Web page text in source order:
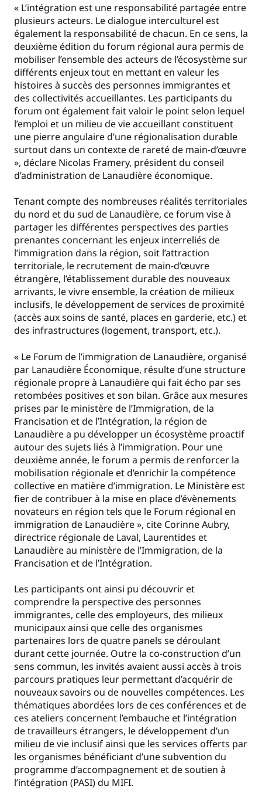
« L’intégration est une responsabilité partagée entre
plusieurs acteurs. Le dialogue interculturel est
également la responsabilité de chacun. En ce sens, la
deuxième édition du forum régional aura permis de
mobiliser l’ensemble des acteurs de l’écosystème sur
différents enjeux tout en mettant en valeur les
histoires à succès des personnes immigrantes et
des collectivités accueillantes. Les participants du
forum ont également fait valoir le point selon lequel
l’emploi et un milieu de vie accueillant constituent
une pierre angulaire d’une régionalisation durable
surtout dans un contexte de rareté de main-d’œuvre
», déclare Nicolas Framery, président du conseil
d’administration de Lanaudière économique.
Tenant compte des nombreuses réalités territoriales
du nord et du sud de Lanaudière, ce forum vise à
partager les différentes perspectives des parties
prenantes concernant les enjeux interreliés de
l’immigration dans la région, soit l’attraction
territoriale, le recrutement de main-d’œuvre
étrangère, l’établissement durable des nouveaux
arrivants, le vivre ensemble, la création de milieux
inclusifs, le développement de services de proximité
(accès aux soins de santé, places en garderie, etc.) et
des infrastructures (logement, transport, etc.).
« Le Forum de l’immigration de Lanaudière, organisé
par Lanaudière Économique, résulte d’une structure
régionale propre à Lanaudière qui fait écho par ses
retombées positives et son bilan. Grâce aux mesures
prises par le ministère de l’Immigration, de la
Francisation et de l’Intégration, la région de
Lanaudière a pu développer un écosystème proactif
autour des sujets liés à l’immigration. Pour une
deuxième année, le forum a permis de renforcer la
mobilisation régionale et d’enrichir la compétence
collective en matière d’immigration. Le Ministère est
fier de contribuer à la mise en place d’évènements
novateurs en région tels que le Forum régional en
immigration de Lanaudière », cite Corinne Aubry,
directrice régionale de Laval, Laurentides et
Lanaudière au ministère de l’Immigration, de la
Francisation et de l’Intégration.
Les participants ont ainsi pu découvrir et
comprendre la perspective des personnes
immigrantes, celle des employeurs, des milieux
municipaux ainsi que celle des organismes
partenaires lors de quatre panels se déroulant
durant cette journée. Outre la co-construction d’un
sens commun, les invités avaient aussi accès à trois
parcours pratiques leur permettant d’acquérir de
nouveaux savoirs ou de nouvelles compétences. Les
thématiques abordées lors de ces conférences et de
ces ateliers concernent l’embauche et l’intégration
de travailleurs étrangers, le développement d’un
milieu de vie inclusif ainsi que les services offerts par
les organismes bénéficiant d’une subvention du
programme d’accompagnement et de soutien à
l’intégration (PASI) du MIFI.